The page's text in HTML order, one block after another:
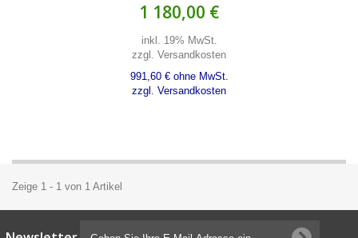
1 180,00 €
inkl. 19% MwSt.
zzgl. Versandkosten
991,60 € ohne MwSt.
zzgl. Versandkosten
Zeige 1 - 1 von 1 Artikel